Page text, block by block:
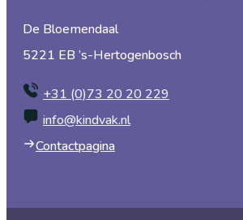
De Bloemendaal
5221 EB ’s-Hertogenbosch
+31 (0)73 20 20 229
info@kindvak.nl
Contactpagina